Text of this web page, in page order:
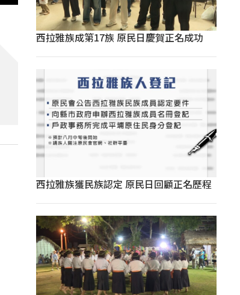
西拉雅族成第17族 原民日慶賀正名成功
西拉雅族獲民族認定 原民日回顧正名歷程